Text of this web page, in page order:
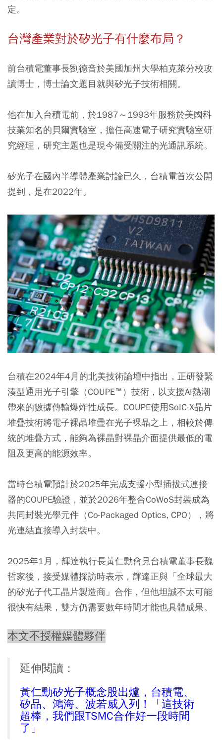
定。
台灣產業對於矽光子有什麼布局？
前台積電董事長劉德音於美國加州大學柏克萊分校攻
讀博士，博士論文題目就與矽光子技術相關。
他在加入台積電前，於1987～1993年服務於美國科
技業知名的貝爾實驗室，擔任高速電子研究實驗室研
究經理，研究主題也是現今備受關注的光通訊系統。
矽光子在國內半導體產業討論已久，台積電首次公開
提到，是在2022年。
台積在2024年4月的北美技術論壇中指出，正研發緊
湊型通用光子引擎（COUPE™）技術，以支援AI熱潮
帶來的數據傳輸爆炸性成長。COUPE使用SoIC-X晶片
堆疊技術將電子裸晶堆疊在光子裸晶之上，相較於傳
統的堆疊方式，能夠為裸晶對裸晶介面提供最低的電
阻及更高的能源效率。
當時台積電預計於2025年完成支援小型插拔式連接
器的COUPE驗證，並於2026年整合CoWoS封裝成為
共同封裝光學元件（Co-Packaged Optics, CPO），將
光連結直接導入封裝中。
2025年1月，輝達執行長黃仁勳會見台積電董事長魏
哲家後，接受媒體採訪時表示，輝達正與「全球最大
的矽光子代工晶片製造商」合作，但他坦誠不太可能
很快有結果，雙方仍需要數年時間才能也具體成果。
本文不授權媒體夥伴
延伸閱讀：
黃仁勳矽光子概念股出爐，台積電、
矽品、鴻海、波若威入列！「這技術
超棒，我們跟TSMC合作好一段時間
了」